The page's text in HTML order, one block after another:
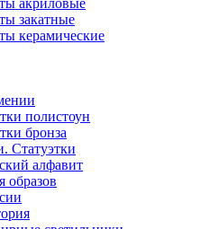
акриловые
закатные
керамические
полистоун
бронза
Статуэтки
алфавит
образов